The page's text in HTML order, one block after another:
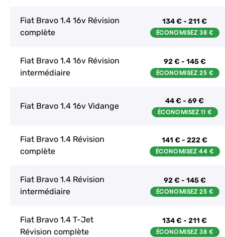
Fiat Bravo 1.4 16v Révision
complète
134 € - 211 €
Fiat Bravo 1.4 16v Révision
intermédiaire
92 € - 145 €
Fiat Bravo 1.4 16v Vidange
44 € - 69 €
Fiat Bravo 1.4 Révision
complète
141 € - 222 €
Fiat Bravo 1.4 Révision
intermédiaire
92 € - 145 €
Fiat Bravo 1.4 T-Jet
Révision complète
134 € - 211 €